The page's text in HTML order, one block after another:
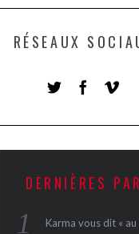
RÉSEAUX
DERNIÈRES
Karma vous dit «